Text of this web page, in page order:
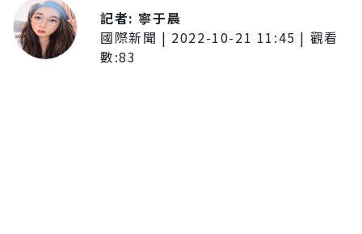
記者: 寧于晨
國際新聞 | 2022-10-21 11:45 | 觀看
數:83